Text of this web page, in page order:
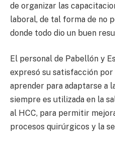
de organizar las
laboral, de tal forma de no
donde todo dio un buen
El personal de Pabellón y
expresó su satisfacción
aprender para adaptarse a
siempre es utilizada en la
al HCC, para permitir
procesos quirúrgicos y la